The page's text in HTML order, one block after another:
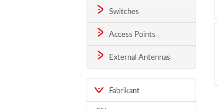
Switches
Access Points
External Antennas
Fabrikant